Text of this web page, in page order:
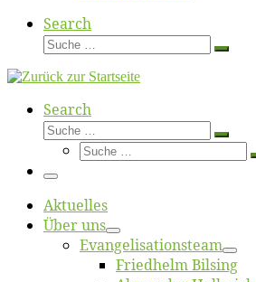
Search
Suche
Suche
Search
Suche
Suche
Suche
Menü
Ak­tu­el­les
Über uns
Evangelisa­tions­team
Fried­helm Bilsing